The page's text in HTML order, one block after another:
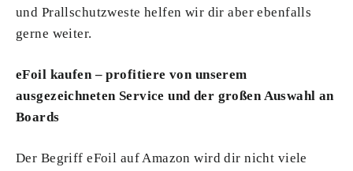
und Prallschutzweste helfen wir dir aber ebenfalls
gerne weiter.
eFoil kaufen – profitiere von unserem
ausgezeichneten Service und der großen Auswahl an
Boards
Der Begriff eFoil auf Amazon wird dir nicht viele